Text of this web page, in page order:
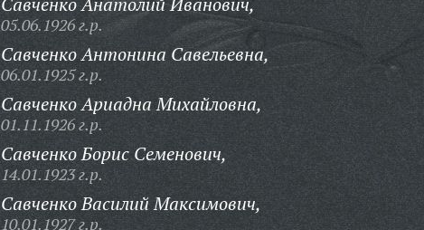
05.06.1926 г.р.
Савченко Антонина Савельевна,
06.01.1925 г.р.
Савченко Ариадна Михайловна,
01.11.1926 г.р.
Савченко Борис Семенович,
14.01.1923 г.р.
Савченко Василий Максимович,
10.01.1927 г.р.